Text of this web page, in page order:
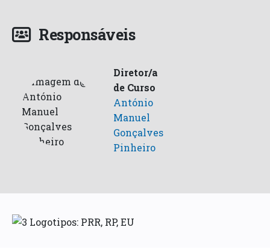
Responsáveis
Diretor/a
de Curso
António
Manuel
Gonçalves
Pinheiro